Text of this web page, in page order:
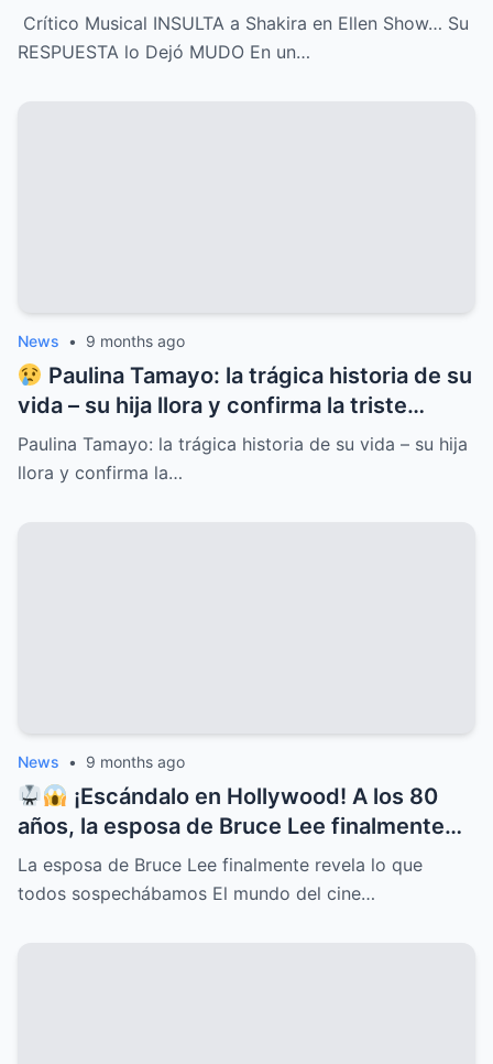
Show, pero la respuesta de la cantante fue
tan contundente y brillante que dejó al
Crítico Musical INSULTA a Shakira en Ellen Show… Su
RESPUESTA lo Dejó MUDO En un…
News • 9 months ago
Paulina Tamayo: la trágica historia de su
vida – su hija llora y confirma la triste
noticia
Paulina Tamayo: la trágica historia de su vida – su hija
llora y confirma la…
News • 9 months ago
¡Escándalo en Hollywood! A los 80
años, la esposa de Bruce Lee finalmente
rompe el silencio y revela lo que todos
sospechábamos: secretos ocultos,
La esposa de Bruce Lee finalmente revela lo que
todos sospechábamos El mundo del cine…